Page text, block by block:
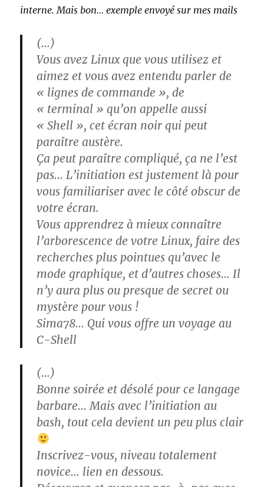
interne. Mais bon… exemple envoyé sur mes mails
(…)
Vous avez Linux que vous utilisez et
aimez et vous avez entendu parler de
« lignes de commande », de
« terminal » qu’on appelle aussi
« Shell », cet écran noir qui peut
paraître austère.
Ça peut paraître compliqué, ça ne l’est
pas… L’initiation est justement là pour
vous familiariser avec le côté obscur de
votre écran.
Vous apprendrez à mieux connaître
l’arborescence de votre Linux, faire des
recherches plus pointues qu’avec le
mode graphique, et d’autres choses… Il
n’y aura plus ou presque de secret ou
mystère pour vous !
Sima78… Qui vous offre un voyage au
C-Shell
(…)
Bonne soirée et désolé pour ce langage
barbare… Mais avec l’initiation au
bash, tout cela devient un peu plus clair
Inscrivez-vous, niveau totalement
novice… lien en dessous.